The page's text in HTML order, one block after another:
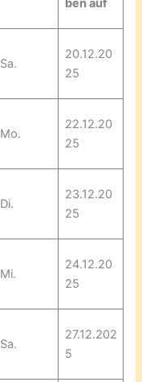
ben auf
Sa.
20.12.20
25
Mo.
22.12.20
25
Di.
23.12.20
25
Mi.
24.12.20
25
Sa.
27.12.202
5